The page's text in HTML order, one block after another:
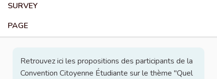
SURVEY
PAGE
Retrouvez ici les propositions des participants de la
Convention Citoyenne Étudiante sur le thème "Quel